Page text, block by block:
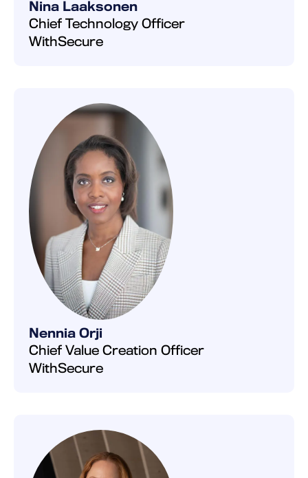
Nina Laaksonen
Chief Technology Officer
WithSecure
Nennia Orji
Chief Value Creation Officer
WithSecure